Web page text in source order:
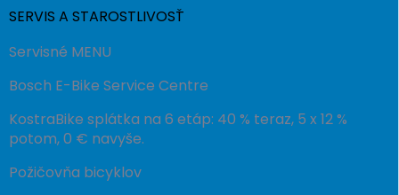
SERVIS A STAROSTLIVOSŤ
Servisné MENU
Bosch E-Bike Service Centre
KostraBike splátka na 6 etáp: 40 % teraz, 5 x 12 %
potom, 0 € navyše.
Požičovňa bicyklov